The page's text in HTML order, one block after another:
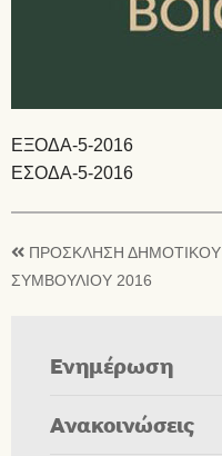
EΞΟΔΑ-5-2016
ΕΣΟΔΑ-5-2016
ΠΡΟΣΚΛΗΣΗ ΔΗΜΟΤΙΚΟΥ
ΣΥΜΒΟΥΛΙΟΥ 2016
Ενημέρωση
Ανακοινώσεις